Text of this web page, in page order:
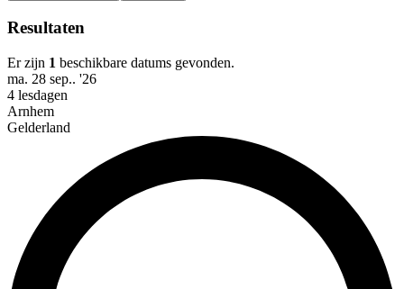
Resultaten
Er zijn 1 beschikbare datums gevonden.
ma. 28 sep.. '26
4 lesdagen
Arnhem
Gelderland